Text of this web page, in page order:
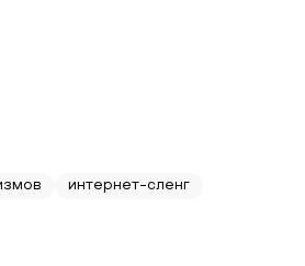
интернет-сленг